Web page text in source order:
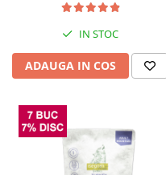
Hrana Raw
Litiere si Accesorii
Genti, Custi Transport
Castroane, Boluri si Accesorii
Antiparazitare
IN STOC
ADAUGA IN COS